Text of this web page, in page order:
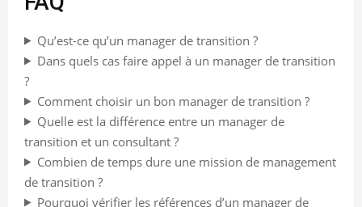
Qu’est-ce qu’un manager de transition ?
Dans quels cas faire appel à un manager de transition
?
Comment choisir un bon manager de transition ?
Quelle est la différence entre un manager de
transition et un consultant ?
Combien de temps dure une mission de management
de transition ?
Pourquoi vérifier les références d’un manager de